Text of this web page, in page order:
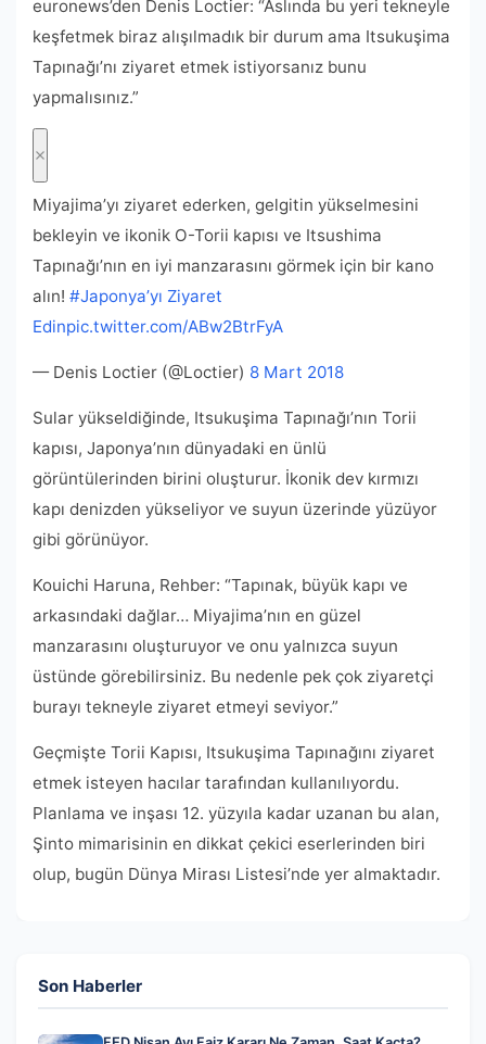
euronews’den Denis Loctier: “Aslında bu yeri tekneyle
keşfetmek biraz alışılmadık bir durum ama Itsukuşima
Tapınağı’nı ziyaret etmek istiyorsanız bunu
yapmalısınız.”
Miyajima’yı ziyaret ederken, gelgitin yükselmesini
bekleyin ve ikonik O-Torii kapısı ve Itsushima
Tapınağı’nın en iyi manzarasını görmek için bir kano
alın! #Japonya’yı Ziyaret
Edinpic.twitter.com/ABw2BtrFyA
— Denis Loctier (@Loctier) 8 Mart 2018
Sular yükseldiğinde, Itsukuşima Tapınağı’nın Torii
kapısı, Japonya’nın dünyadaki en ünlü
görüntülerinden birini oluşturur. İkonik dev kırmızı
kapı denizden yükseliyor ve suyun üzerinde yüzüyor
gibi görünüyor.
Kouichi Haruna, Rehber: “Tapınak, büyük kapı ve
arkasındaki dağlar… Miyajima’nın en güzel
manzarasını oluşturuyor ve onu yalnızca suyun
üstünde görebilirsiniz. Bu nedenle pek çok ziyaretçi
burayı tekneyle ziyaret etmeyi seviyor.”
Geçmişte Torii Kapısı, Itsukuşima Tapınağını ziyaret
etmek isteyen hacılar tarafından kullanılıyordu.
Planlama ve inşası 12. yüzyıla kadar uzanan bu alan,
Şinto mimarisinin en dikkat çekici eserlerinden biri
olup, bugün Dünya Mirası Listesi’nde yer almaktadır.
Son Haberler